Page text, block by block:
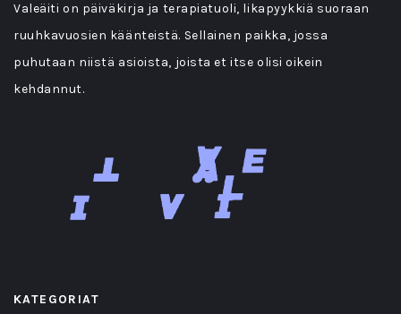
Valeäiti on päiväkirja ja terapiatuoli, likapyykkiä suoraan
ruuhkavuosien käänteistä. Sellainen paikka, jossa
puhutaan niistä asioista, joista et itse olisi oikein
kehdannut.
KATEGORIAT